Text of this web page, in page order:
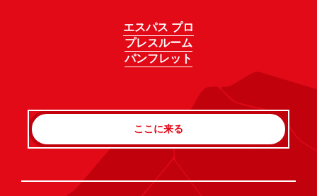
エスパス プロ
プレスルーム
パンフレット
ここに来る